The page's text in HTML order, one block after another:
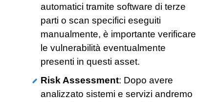
automatici tramite software di terze
parti o scan specifici eseguiti
manualmente, è importante verificare
le vulnerabilità eventualmente
presenti in questi asset.
Risk Assessment: Dopo avere
analizzato sistemi e servizi andremo